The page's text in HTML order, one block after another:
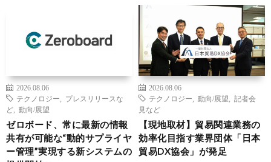
2026.08.06
テクノロジー
プレスリリースな
ど
動向/展望
ゼロボード、常に最新の情報
共有が可能な“動的サプライヤ
ー管理”実現する新システムの
2026.08.06
テクノロジー
動向/展望
記者会
見など
【現地取材】貿易関連業務の
効率化目指す業界団体「日本
貿易DX協会」が発足